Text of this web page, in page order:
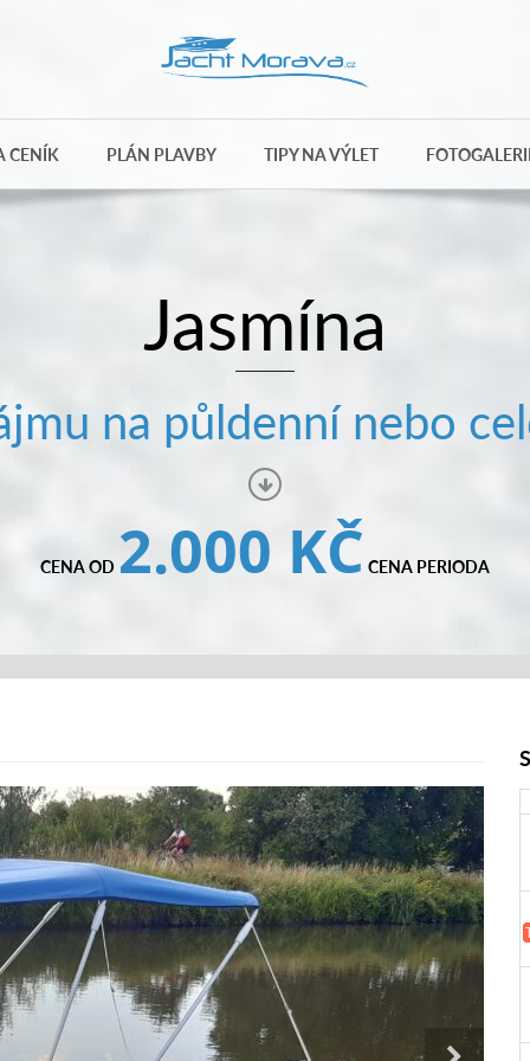
CENÍK PLÁN PLAVBY TIPY NA VÝLET
Jasmína
na půldenní nebo
CENA OD 2.000 KČ CENA PERIODA